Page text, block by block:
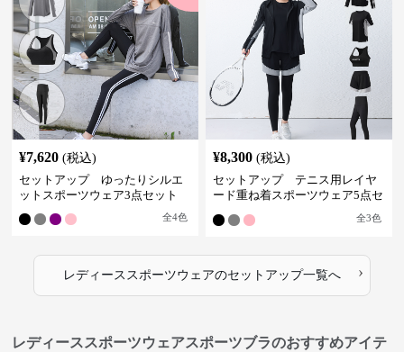
¥7,620 (税込)
セットアップ ゆったりシルエ
ットスポーツウェア3点セット
全4色
¥8,300 (税込)
セットアップ テニス用レイヤ
ード重ね着スポーツウェア5点セ
全3色
レディーススポーツウェアのセットアップ一覧へ ›
レディーススポーツウェアスポーツブラのおすすめアイテ